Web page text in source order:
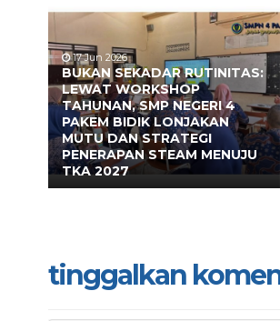
17 Jun 2026
BUKAN SEKADAR RUTINITAS:
LEWAT WORKSHOP
TAHUNAN, SMP NEGERI 4
PAKEM BIDIK LONJAKAN
MUTU DAN STRATEGI
PENERAPAN STEAM MENUJU
TKA 2027
tinggalkan